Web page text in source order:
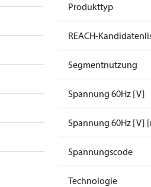
Produkttyp
REACH-
Segmentnutzung
Spannung 60Hz [V]
Spannung 60Hz [V]
Spannungscode
Technologie